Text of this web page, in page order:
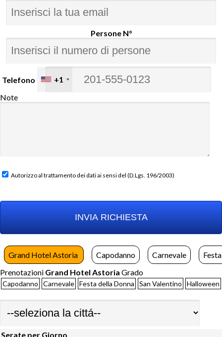
Persone N°
Telefono
+1
Note
Autorizzo al trattamento dei dati ai sensi del (D.Lgs. 196/2003)
Grand Hotel Astoria Capodanno Carnevale
Prenotazioni Grand Hotel Astoria Grado
Capodanno Carnevale Festa della Donna San Valentino Halloween
Serate per Giorno